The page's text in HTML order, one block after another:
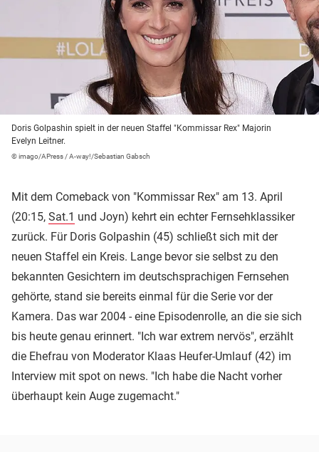
Doris Golpashin spielt in der neuen Staffel "Kommissar Rex" Majorin
Evelyn Leitner.
© imago/APress / A-way!/Sebastian Gabsch
Mit dem Comeback von "Kommissar Rex" am 13. April
(20:15, Sat.1 und Joyn) kehrt ein echter Fernsehklassiker
zurück. Für Doris Golpashin (45) schließt sich mit der
neuen Staffel ein Kreis. Lange bevor sie selbst zu den
bekannten Gesichtern im deutschsprachigen Fernsehen
gehörte, stand sie bereits einmal für die Serie vor der
Kamera. Das war 2004 - eine Episodenrolle, an die sie sich
bis heute genau erinnert. "Ich war extrem nervös", erzählt
die Ehefrau von Moderator Klaas Heufer-Umlauf (42) im
Interview mit spot on news. "Ich habe die Nacht vorher
überhaupt kein Auge zugemacht."